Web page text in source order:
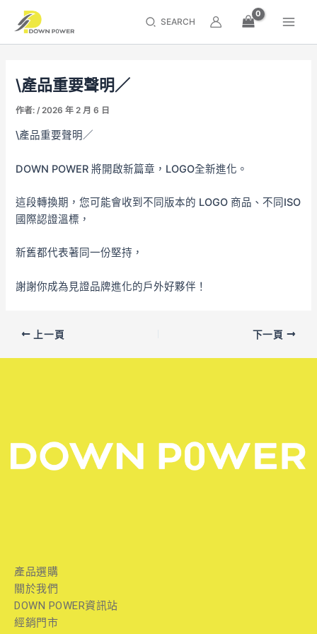
內
搜
尋
\產品重要聲明／
作者: /2026 年 2 月 6 日
\產品重要聲明／
DOWN POWER 將開啟新篇章，LOGO全新進化。
這段轉換期，您可能會收到不同版本的 LOGO 商品、不同ISO
國際認證溫標，
新舊都代表著同一份堅持，
謝謝你成為見證品牌進化的戶外好夥伴！
上一頁 下一頁
產品選購
關於我們
DOWN POWER資訊站
經銷門市